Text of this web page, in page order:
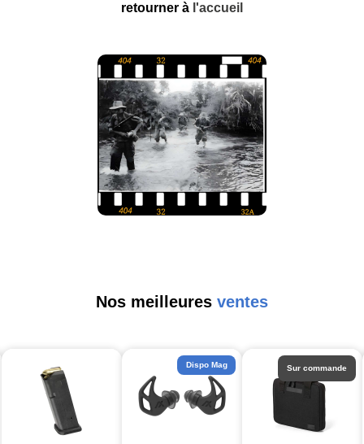
retourner à l'accueil
Nos meilleures ventes
Dispo Mag Sur commande